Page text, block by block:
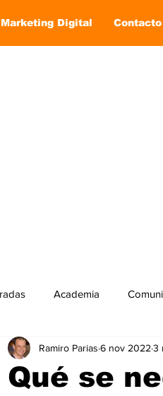
Digital Contacto
Academia
Marketing Digital
Qué se
Ramiro Parias 6 nov 2022 3